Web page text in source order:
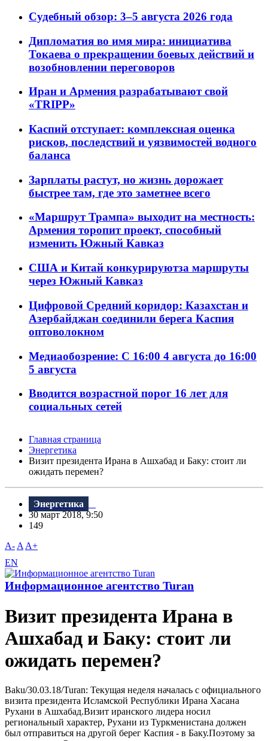
Судебный обзор: 3–5 августа 2026 года
Дипломатия во имя мира: инициатива
Токаева о прекращении боевых действий и
возобновлении переговоров
Иран и Армения разрабатывают свой
«TRIPP»
Каспий отступает: комплексная оценка
рисков, последствий и уязвимостей водного
баланса
Зарплаты растут, но жизнь дорожает
быстрее там, где это заметнее всего
«Маршрут Трампа» выходит на местность:
Армения торопит проект, способный
изменить Южный Кавказ
США и Китай конкурируютза маршруты
через Южный Кавказ
Цифровой Средний коридор: Казахстан и
Азербайджан соединили берега Каспия
оптоволокном
Медиаобозрение: С 16:00 4 августа до 16:00
5 августа
Вводится возрастной порог 16 лет для
социальных сетей
Главная страница
Энергетика
Bизит президента Ирана в Ашхабад и Баку: стоит ли
ожидать перемен?
Энергетика
30 март 2018, 9:50
149
A- A A+
EN
Информационное агентство Turan
Bизит президента Ирана в
Ашхабад и Баку: стоит ли
ожидать перемен?
Baku/30.03.18/Turan: Текущая неделя началась с официального
визита президента Исламской Республики Ирана Хасана
Рухани в Ашхабад.Bизит иранского лидера носил
региональный характер, Рухани из Туркменистана должен
был отправиться на другой берег Каспия - в Баку.Поэтому за